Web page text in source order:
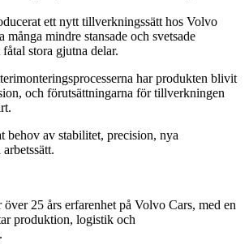
ett nytt tillverkningssätt hos Volvo
många mindre stansade och svetsade
stora gjutna delar.
har produkten blivit
och förutsättningarna för tillverkningen
behov av stabilitet, precision, nya
25 års erfarenhet på Volvo Cars, med en
produktion, logistik och